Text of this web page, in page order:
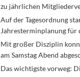
zu jährlichen
Auf der Tagesordnung
Jahresterminplanung für
Mit großer Disziplin
am Samstag Abend
Das wichtigste vorweg: